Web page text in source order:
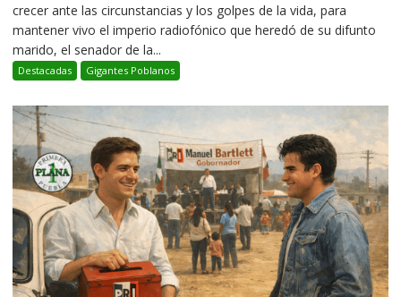
crecer ante las circunstancias y los golpes de la vida, para
mantener vivo el imperio radiofónico que heredó de su difunto
marido, el senador de la...
Destacadas Gigantes Poblanos